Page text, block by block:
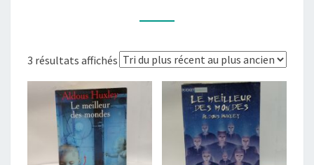
3 résultats affichés Trié
du
plus
récent
au
plus